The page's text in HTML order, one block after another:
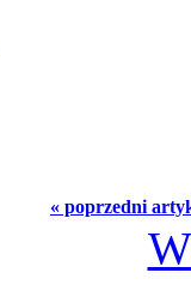
« poprzedni